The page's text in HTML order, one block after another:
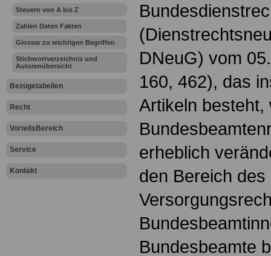
Steuern von A bis Z
Zahlen Daten Fakten
Glossar zu wichtigen Begriffen
Stichwortverzeichnis und
Autorenübersicht
Bezügetabellen
Recht
VorteilsBereich
Service
Kontakt
DNeuG) vom
160, 462), das
Artikeln besteht,
erheblich
den Bereich
Bundesbeamte